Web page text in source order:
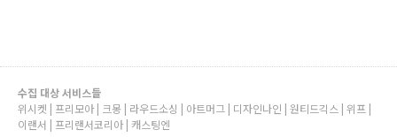
수집 대상 서비스들
위시켓 | 프리모아 | 크몽 | 라우드소싱 | 아트머그 | 디자인나인 | 원티드긱스 | 위프 |
이랜서 | 프리랜서코리아 | 캐스팅엔